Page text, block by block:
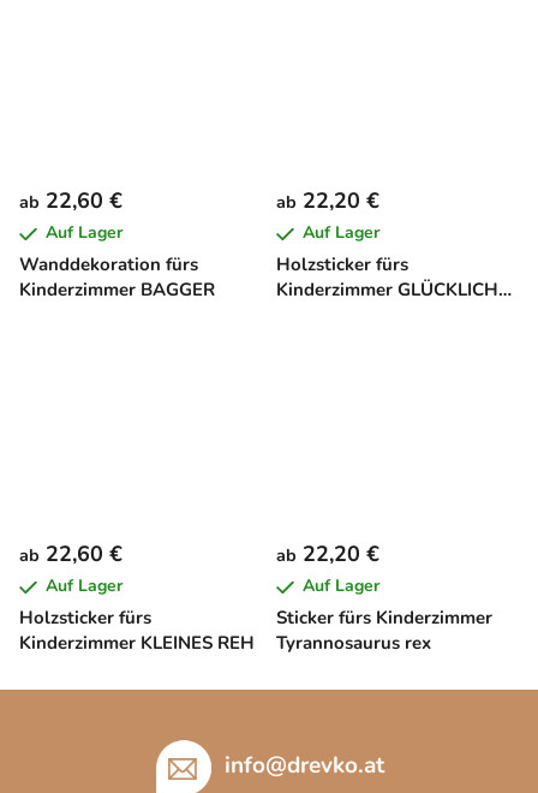
Wanddekoration fürs
Kinderzimmer BAGGER
ab 22,60 €
Auf Lager
Holzsticker fürs
Kinderzimmer GLÜCKLICHE
ab 22,20 €
Auf Lager
Holzsticker fürs
Kinderzimmer KLEINES REH
ab 22,60 €
Auf Lager
Sticker fürs Kinderzimmer
Tyrannosaurus rex
ab 22,20 €
Auf Lager
info@drevko.at